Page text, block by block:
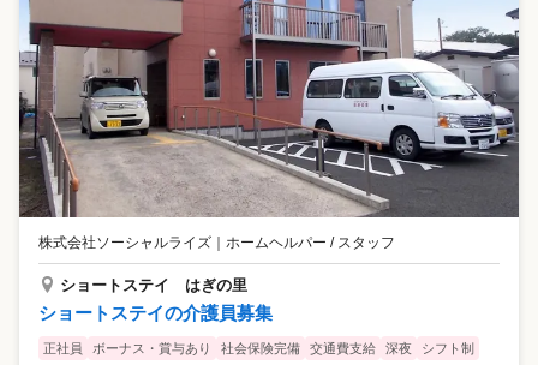
株式会社ソーシャルライズ ホームヘルパー / スタッフ
ショートステイ はぎの里
ショートステイの介護員募集
正社員 ボーナス・賞与あり 社会保険完備 交通費支給 深夜 シフト制